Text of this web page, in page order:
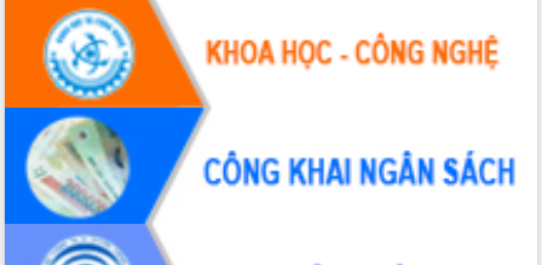
Hội thảo khoa học “Giải pháp thúc đẩy
phát triển nền kinh tế xanh tại tỉnh
Đắk Lắk”
Tăng cường giám sát, đôn đốc thực
hiện nhiệm vụ quản lý tài sản công
hàng tuần
Tháo gỡ những vướng mắc, đẩy mạnh
công tác cải cách thủ tục hành chính
tại Trung tâm Phục vụ hành chính
công tỉnh